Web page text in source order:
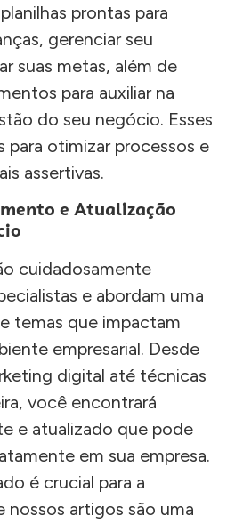
prontas para
gerenciar seu
suas metas, além de
para auxiliar na
do seu negócio. Esses
para otimizar processos e
assertivas.
e Atualização
cuidadosamente
e abordam uma
temas que impactam
empresarial. Desde
digital até técnicas
você encontrará
e atualizado que pode
em sua empresa.
é crucial para a
artigos são uma